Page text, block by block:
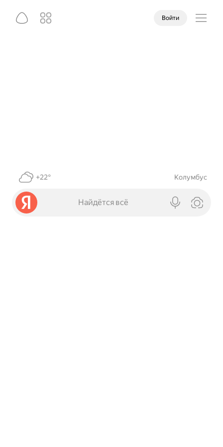
Войти
+22° Колумбус
Найдётся всё